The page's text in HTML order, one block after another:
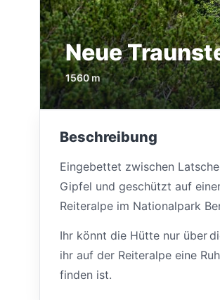
Neue
1560 m
Beschreibung
Eingebettet zwischen
Gipfel und geschützt auf
Reiteralpe im Nationalpark
Ihr könnt die Hütte nur über
ihr auf der Reiteralpe eine
finden ist.